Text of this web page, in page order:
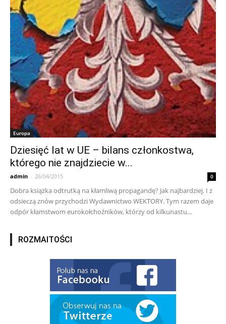
Europa
Dziesięć lat w UE – bilans członkostwa,
którego nie znajdziecie w...
admin - 26/04/2015 0
Dobra książka odtrutką na kłamliwą propagandę? Jak najbardziej. I z
odsieczą znów przychodzi Wydawnictwo WEKTORY. Tym razem daje
odpór kłamstwom eurokołchoźników, którzy od kilkunastu...
ROZMAITOŚCI